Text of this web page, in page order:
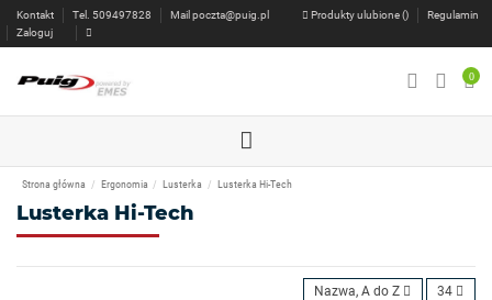
Kontakt Tel. 509497828 Mail poczta@puig.pl Produkty ulubione ()
Regulamin
Zaloguj
0
Strona główna Ergonomia Lusterka Lusterka Hi-Tech
Lusterka Hi-Tech
Nazwa, A do Z 34